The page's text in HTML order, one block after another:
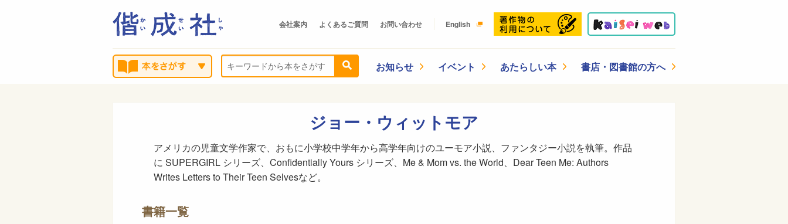
会社案内 よくあるご質問 お問い合わせ English
お知らせ イベント あたらしい本 書店・図書館の方へ
ジョー・ウィットモア
アメリカの児童文学作家で、おもに小学校中学年から高学年向けのユーモア小説、ファンタジー小説を執筆。作品
に SUPERGIRL シリーズ、Confidentially Yours シリーズ、Me & Mom vs. the World、Dear Teen Me: Authors
Writes Letters to Their Teen Selvesなど。
書籍一覧